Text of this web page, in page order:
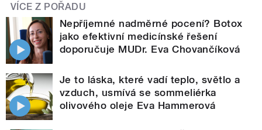
VÍCE Z POŘADU
Nepříjemné nadměrné pocení? Botox
jako efektivní medicínské řešení
doporučuje MUDr. Eva Chovančíková
Je to láska, které vadí teplo, světlo a
vzduch, usmívá se sommeliérka
olivového oleje Eva Hammerová